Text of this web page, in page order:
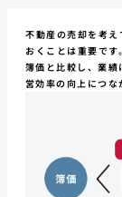
不動産の売却を考
おくことは重要です。
簿価と比較し、業
営効率の向上につな